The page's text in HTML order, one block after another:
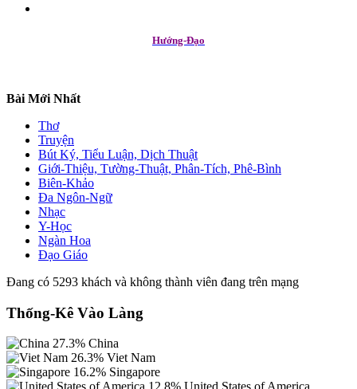
Hướng-Đạo
Bài Mới Nhất
Thơ
Truyện
Bút Ký, Tiểu Luận, Dịch Thuật
Giới-Thiệu, Tường-Thuật, Phân-Tích, Phê-Bình
Biên-Khảo
Đa Ngôn-Ngữ
Nhạc
Y-Học
Ngàn Hoa
Đạo Giáo
Đang có 5293 khách và không thành viên đang trên mạng
Thống-Kê Vào Làng
27.3% China
26.3% Viet Nam
16.2% Singapore